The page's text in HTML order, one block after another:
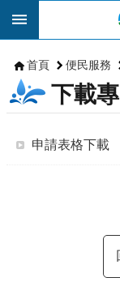
跳到主要內容區塊
首頁 便民服務
下載
申請表格下載